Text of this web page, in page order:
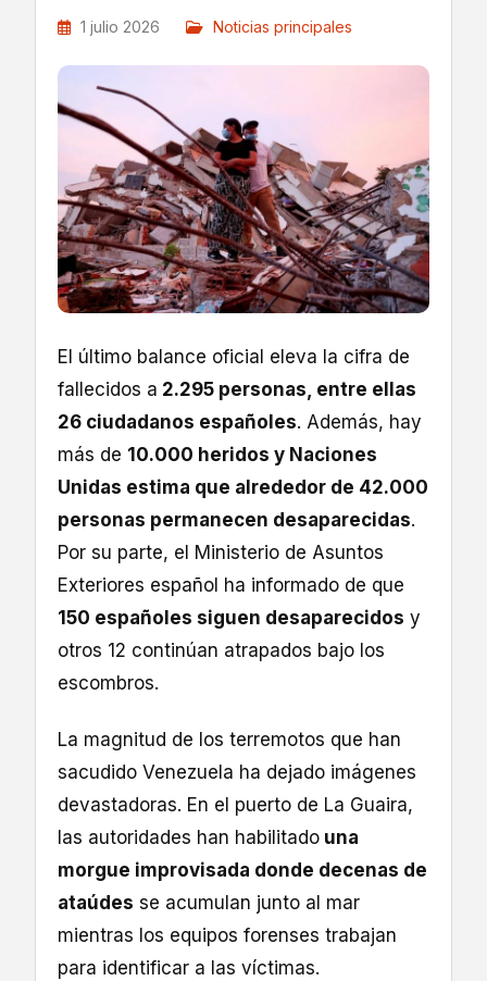
1 julio 2026 Noticias principales
El último balance oficial eleva la cifra de
fallecidos a 2.295 personas, entre ellas
26 ciudadanos españoles. Además, hay
más de 10.000 heridos y Naciones
Unidas estima que alrededor de 42.000
personas permanecen desaparecidas.
Por su parte, el Ministerio de Asuntos
Exteriores español ha informado de que
150 españoles siguen desaparecidos y
otros 12 continúan atrapados bajo los
escombros.
La magnitud de los terremotos que han
sacudido Venezuela ha dejado imágenes
devastadoras. En el puerto de La Guaira,
las autoridades han habilitado una
morgue improvisada donde decenas de
ataúdes se acumulan junto al mar
mientras los equipos forenses trabajan
para identificar a las víctimas.